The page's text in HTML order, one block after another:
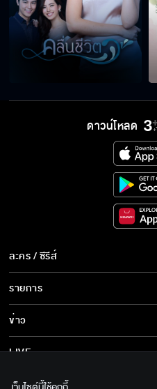
ดาวน์โหลด
ละคร / ซีรีส์
ละคร/ซีรีส์
ซีรีส์นานาชาติ
การ์ตูน & เกม
รายการ
รายการทั้งหมด
ข่าว
ข่าวทั้งหมด
LIVE
เกี่ยวกับเรา